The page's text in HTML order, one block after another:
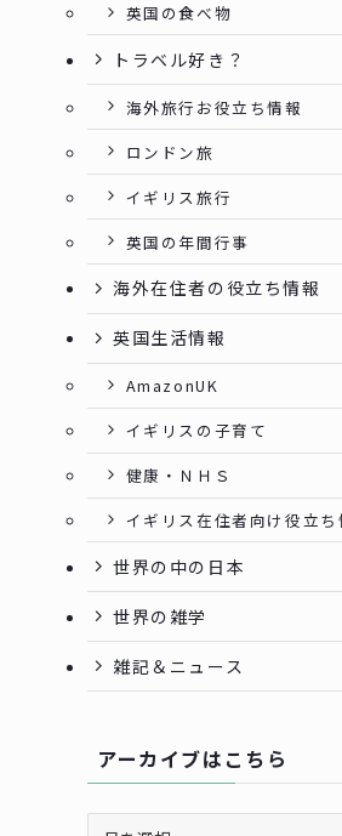
英国の食べ物
トラベル好き？
海外旅行お役立ち情報
ロンドン旅
イギリス旅行
英国の年間行事
海外在住者の役立ち情報
英国生活情報
AmazonUK
イギリスの子育て
健康・ＮＨＳ
イギリス在住者向け役立ち
世界の中の日本
世界の雑学
雑記＆ニュース
アーカイブはこちら